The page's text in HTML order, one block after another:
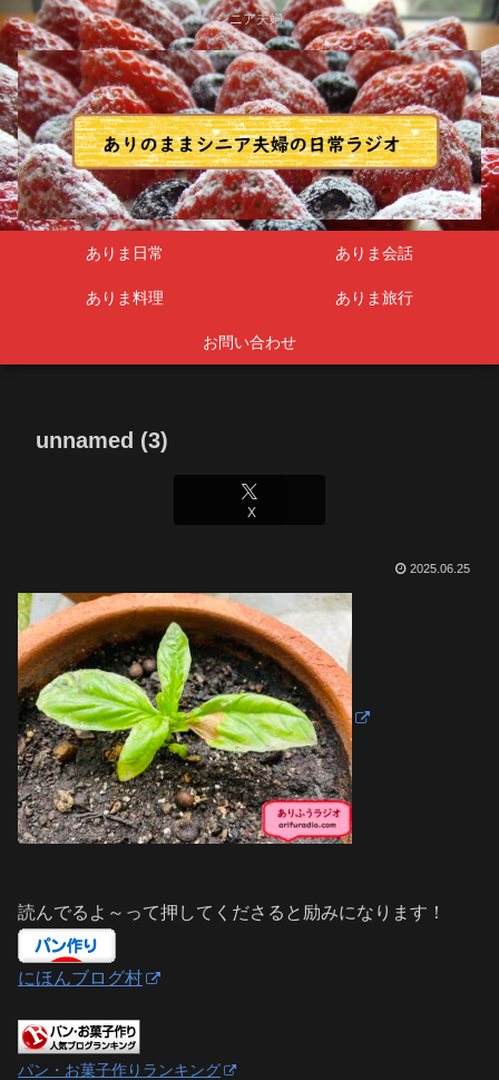
シニア夫婦
ありま日常 ありま会話
ありま料理 ありま旅行
お問い合わせ
unnamed (3)
X
2025.06.25
読んでるよ～って押してくださると励みになります！
にほんブログ村
パン・お菓子作りランキング